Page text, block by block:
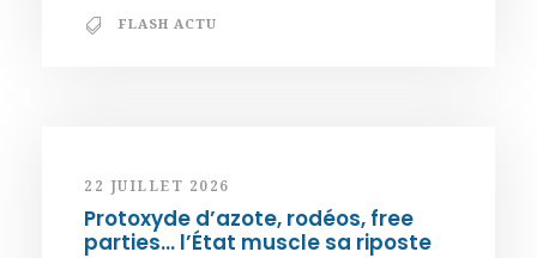
FLASH ACTU
22 JUILLET 2026
Protoxyde d’azote, rodéos, free
parties… l’État muscle sa riposte